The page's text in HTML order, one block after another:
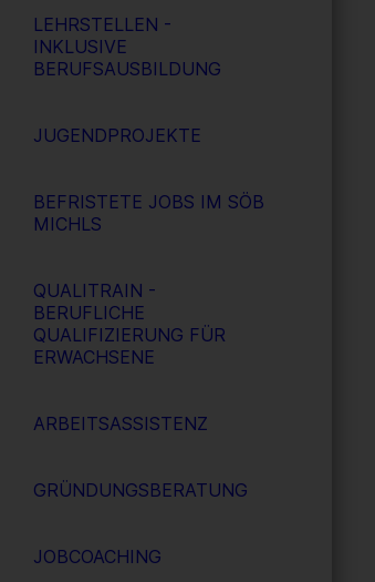
LEHRSTELLEN -
INKLUSIVE
BERUFSAUSBILDUNG
JUGENDPROJEKTE
BEFRISTETE JOBS IM SÖB
MICHLS
QUALITRAIN -
BERUFLICHE
QUALIFIZIERUNG FÜR
ERWACHSENE
ARBEITSASSISTENZ
GRÜNDUNGSBERATUNG
JOBCOACHING